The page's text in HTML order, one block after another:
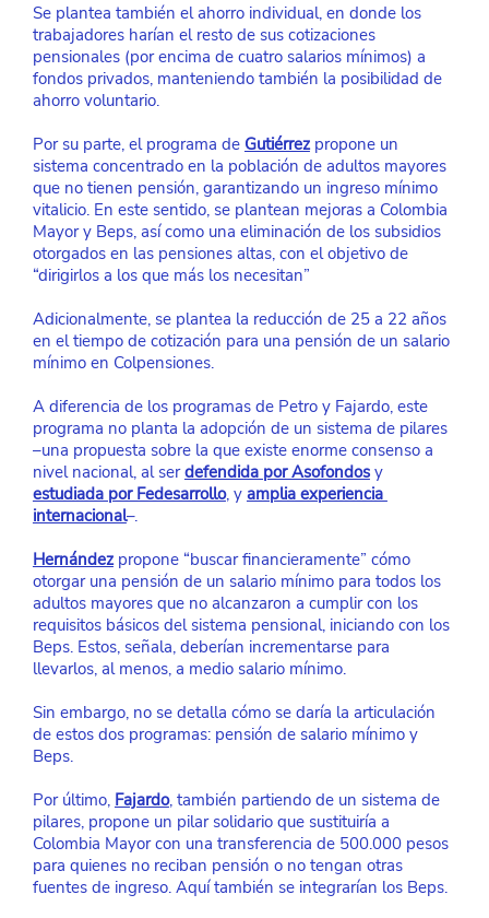
Se plantea también el ahorro individual, en donde los
trabajadores harían el resto de sus cotizaciones
pensionales (por encima de cuatro salarios mínimos) a
fondos privados, manteniendo también la posibilidad de
ahorro voluntario.
Por su parte, el programa de Gutiérrez propone un
sistema concentrado en la población de adultos mayores
que no tienen pensión, garantizando un ingreso mínimo
vitalicio. En este sentido, se plantean mejoras a Colombia
Mayor y Beps, así como una eliminación de los subsidios
otorgados en las pensiones altas, con el objetivo de
“dirigirlos a los que más los necesitan”
Adicionalmente, se plantea la reducción de 25 a 22 años
en el tiempo de cotización para una pensión de un salario
mínimo en Colpensiones.
A diferencia de los programas de Petro y Fajardo, este
programa no planta la adopción de un sistema de pilares
–una propuesta sobre la que existe enorme consenso a
nivel nacional, al ser defendida por Asofondos y
estudiada por Fedesarrollo, y amplia experiencia
internacional–.
Hernández propone “buscar financieramente” cómo
otorgar una pensión de un salario mínimo para todos los
adultos mayores que no alcanzaron a cumplir con los
requisitos básicos del sistema pensional, iniciando con los
Beps. Estos, señala, deberían incrementarse para
llevarlos, al menos, a medio salario mínimo.
Sin embargo, no se detalla cómo se daría la articulación
de estos dos programas: pensión de salario mínimo y
Beps.
Por último, Fajardo, también partiendo de un sistema de
pilares, propone un pilar solidario que sustituiría a
Colombia Mayor con una transferencia de 500.000 pesos
para quienes no reciban pensión o no tengan otras
fuentes de ingreso. Aquí también se integrarían los Beps.